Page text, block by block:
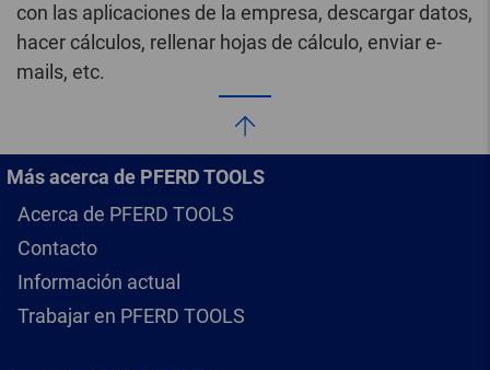
con las aplicaciones de la empresa, descargar datos,
hacer cálculos, rellenar hojas de cálculo, enviar e-
mails, etc.
Más acerca de PFERD TOOLS
Acerca de PFERD TOOLS
Contacto
Información actual
Trabajar en PFERD TOOLS